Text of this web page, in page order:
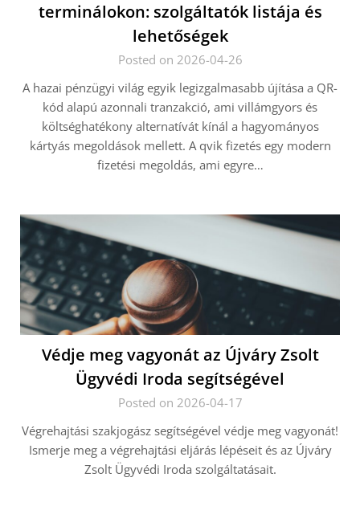
terminálokon: szolgáltatók listája és
lehetőségek
Posted on 2026-04-26
A hazai pénzügyi világ egyik legizgalmasabb újítása a QR-
kód alapú azonnali tranzakció, ami villámgyors és
költséghatékony alternatívát kínál a hagyományos
kártyás megoldások mellett. A qvik fizetés egy modern
fizetési megoldás, ami egyre…
Védje meg vagyonát az Újváry Zsolt
Ügyvédi Iroda segítségével
Posted on 2026-04-17
Végrehajtási szakjogász segítségével védje meg vagyonát!
Ismerje meg a végrehajtási eljárás lépéseit és az Újváry
Zsolt Ügyvédi Iroda szolgáltatásait.